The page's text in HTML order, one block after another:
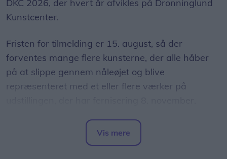
- Dem kommer der mange af. De vokser godt. Min
have ligger, hvor der har ligget en mødding, så
større end min fars, siger han stolt.
Nem at få øje på
Vejboden er placeret lige op ad landevejen og er
På et lille skilt kan man læse priserne, og en
plastboks udgør pengekassen.
DKC 2026, der hvert år afvikles på Dronninglund
Kunstcenter.
Fristen for tilmelding er 15. august, så der
forventes mange flere kunsterne, der alle håber
på at slippe gennem nåleøjet og blive
repræsenteret med et eller flere værker på
Med så mange kunstnere og værker kræver det
en omfattende organisation, for at alt fungerer.
Vis mere